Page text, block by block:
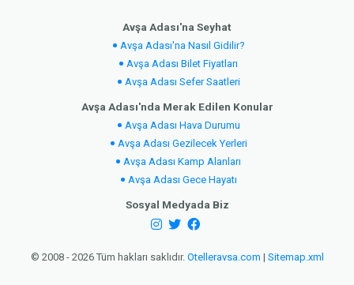
Avşa Adası'na Seyhat
Avşa Adası'na Nasıl Gidilir?
Avşa Adası Bilet Fiyatları
Avşa Adası Sefer Saatleri
Avşa Adası'nda Merak Edilen Konular
Avşa Adası Hava Durumu
Avşa Adası Gezilecek Yerleri
Avşa Adası Kamp Alanları
Avşa Adası Gece Hayatı
Sosyal Medyada Biz
© 2008 - 2026 Tüm hakları saklıdır. Otelleravsa.com | Sitemap.xml